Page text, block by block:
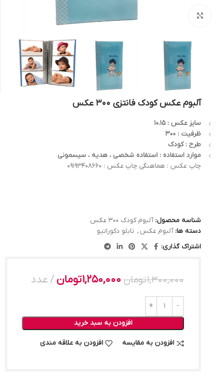
آلبوم عکس کودک فانتزی 300 عکس
سایز عکس : 10.15
ظرفیت : 300
طرح : کودک
موارد استفاده : استفاده شخصی ، هدیه ، سیسمونی
چاپ عکس : هماهنگی چاپ عکس : 09193408660
شناسه محصول:آلبوم کودک 300 عکس
دسته ها: آلبوم عکس , تابلو دکوراتیو
اشتراک گذاری:
1,300,000تومان 1,250,000تومان عدد
افزودن به سبد خرید
افزودن به مقایسه افزودن به علاقه مندی